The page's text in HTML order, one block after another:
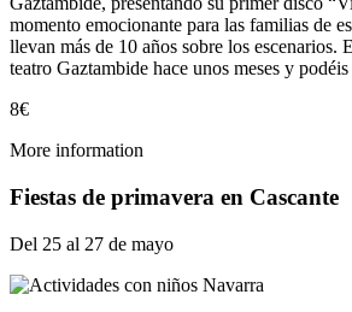
momento emocionante para las familias de
llevan más de 10 años sobre los escenarios.
teatro Gaztambide hace unos meses y
8€
More information
Fiestas de primavera en Cascante
Del 25 al 27 de mayo